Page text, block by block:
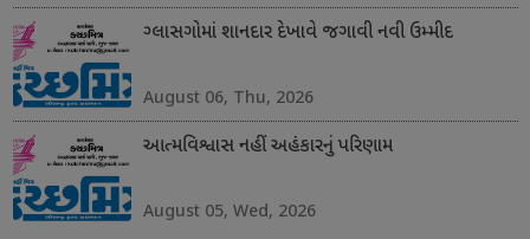
ગ્લાસગોમાં શાનદાર દેખાવે જગાવી નવી ઉમ્મીદ
August 06, Thu, 2026
આત્મવિશ્વાસ નહીં અહંકારનું પરિણામ
August 05, Wed, 2026